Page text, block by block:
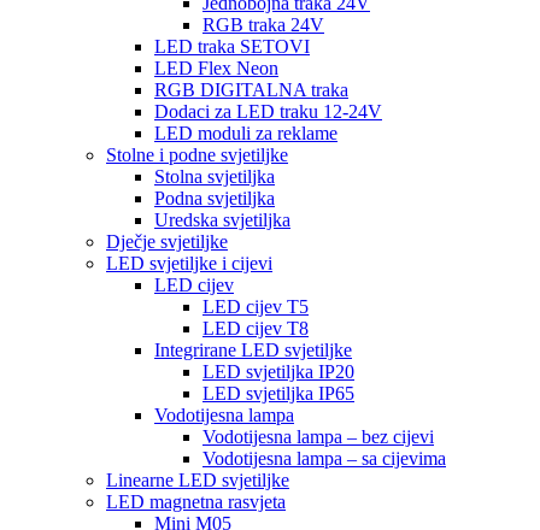
RGB traka 24V
LED traka SETOVI
LED Flex Neon
RGB DIGITALNA traka
Dodaci za LED traku 12-24V
LED moduli za reklame
Stolne i podne svjetiljke
Stolna svjetiljka
Podna svjetiljka
Uredska svjetiljka
Dječje svjetiljke
LED svjetiljke i cijevi
LED cijev
LED cijev T5
LED cijev T8
Integrirane LED svjetiljke
LED svjetiljka IP20
LED svjetiljka IP65
Vodotijesna lampa
Vodotijesna lampa – bez cijevi
Vodotijesna lampa – sa cijevima
Linearne LED svjetiljke
LED magnetna rasvjeta
Mini M05